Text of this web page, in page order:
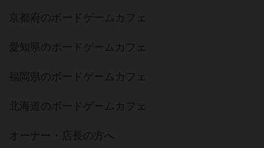
京都府のボードゲームカフェ
愛知県のボードゲームカフェ
福岡県のボードゲームカフェ
北海道のボードゲームカフェ
オーナー・店長の方へ